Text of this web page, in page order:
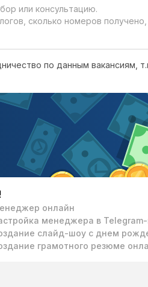
или консультацию.
сколько номеров получено,
по данным вакансиям,
онлайн
менеджера в
слайд-шоу с днем
грамотного резюме